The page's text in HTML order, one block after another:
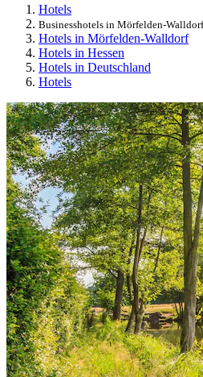
Hotels
Businesshotels in Mörfelden-Walldorf
Hotels in Mörfelden-Walldorf
Hotels in Hessen
Hotels in Deutschland
Hotels